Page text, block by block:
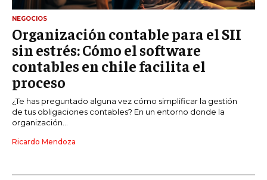
NEGOCIOS
Organización contable para el SII
sin estrés: Cómo el software
contables en chile facilita el
proceso
¿Te has preguntado alguna vez cómo simplificar la gestión
de tus obligaciones contables? En un entorno donde la
organización...
Ricardo Mendoza